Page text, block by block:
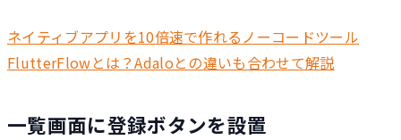
ネイティブアプリを10倍速で作れるノーコードツール
FlutterFlowとは？Adaloとの違いも合わせて解説
一覧画面に登録ボタンを設置